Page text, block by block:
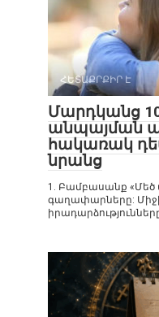
ՀԵՏԱՔՐՔԻՐ Է
Մարդկանց
անպայման
հակառակ
նրանց
1. Բամբասանք «Մեծ
գաղափարները: